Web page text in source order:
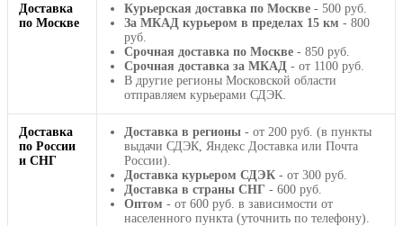
Доставка
по Москве
Курьерская доставка по Москве - 500 руб.
За МКАД курьером в пределах 15 км - 800
руб.
Срочная доставка по Москве - 850 руб.
Срочная доставка за МКАД - от 1100 руб.
В другие регионы Московской области
отправляем курьерами СДЭК.
Доставка
по России
и СНГ
Доставка в регионы - от 200 руб. (в пункты
выдачи СДЭК, Яндекс Доставка или Почта
России).
Доставка курьером СДЭК - от 300 руб.
Доставка в страны СНГ - 600 руб.
Оптом - от 600 руб. в зависимости от
населенного пункта (уточнить по телефону).